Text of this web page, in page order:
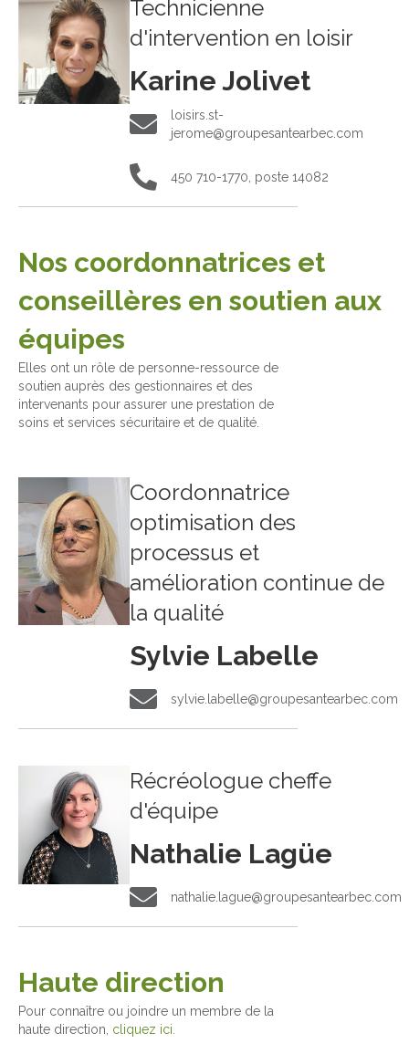
Technicienne
d'intervention en loisir
Karine Jolivet
loisirs.st-jerome@groupesantearbec.com
loisirs.st-
jerome@groupesantearbec.com
450 710-1770, poste 14082
450 710-1770, poste 14082
Nos coordonnatrices et
conseillères en soutien aux
équipes
Elles ont un rôle de personne-ressource de
soutien auprès des gestionnaires et des
intervenants pour assurer une prestation de
soins et services sécuritaire et de qualité.
Coordonnatrice
optimisation des
processus et
amélioration continue de
la qualité
Sylvie Labelle
sylvie.labelle@groupesantearbec.com
sylvie.labelle@groupesantearbec.com
Récréologue cheffe
d'équipe
Nathalie Lagüe
nathalie.lague@groupesantearbec.com
nathalie.lague@groupesantearbec.com
Haute direction
Pour connaître ou joindre un membre de la
haute direction, cliquez ici.